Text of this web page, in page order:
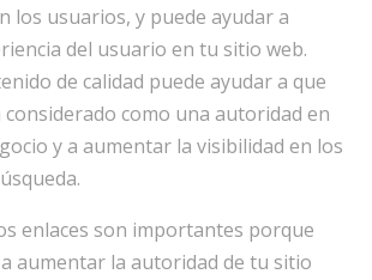
los usuarios, y puede ayudar a
del usuario en tu sitio web.
de calidad puede ayudar a que
como una autoridad en
y a aumentar la visibilidad en los
enlaces son importantes porque
aumentar la autoridad de tu sitio